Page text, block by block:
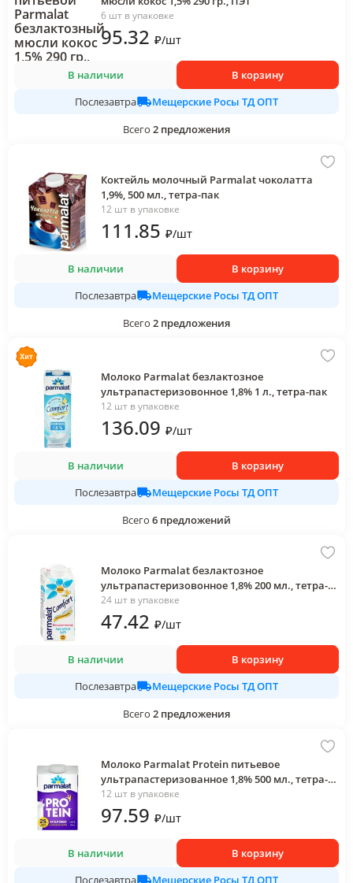
6 шт в упаковке
95.32 ₽/шт
В наличии
В корзину
Послезавтра
Мещерские Росы ТД ОПТ
Всего 2 предложения
Коктейль молочный Parmalat чоколатта
1,9%, 500 мл., тетра-пак
12 шт в упаковке
111.85 ₽/шт
В наличии
В корзину
Послезавтра
Мещерские Росы ТД ОПТ
Всего 2 предложения
Молоко Parmalat безлактозное
ультрапастеризовонное 1,8% 1 л., тетра-пак
12 шт в упаковке
136.09 ₽/шт
В наличии
В корзину
Послезавтра
Мещерские Росы ТД ОПТ
Всего 6 предложений
Молоко Parmalat безлактозное
ультрапастеризовонное 1,8% 200 мл., тетра-
пак
24 шт в упаковке
47.42 ₽/шт
В наличии
В корзину
Послезавтра
Мещерские Росы ТД ОПТ
Всего 2 предложения
Молоко Parmalat Protein питьевое
ультрапастеризованное 1,8% 500 мл., тетра-
пак
12 шт в упаковке
97.59 ₽/шт
В наличии
В корзину
Послезавтра
Мещерские Росы ТД ОПТ